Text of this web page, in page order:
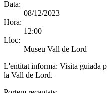
Data:
08/12/2023
Hora:
12:00
Lloc:
Museu Vall de Lord
L'entitat informa: Visita guiada
la Vall de Lord.